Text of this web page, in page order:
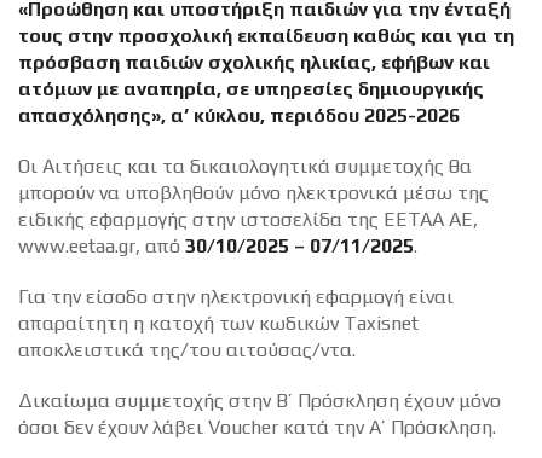
«Προώθηση και υποστήριξη παιδιών για την ένταξή
τους στην προσχολική εκπαίδευση καθώς και για τη
πρόσβαση παιδιών σχολικής ηλικίας, εφήβων και
ατόμων με αναπηρία, σε υπηρεσίες δημιουργικής
απασχόλησης», α’ κύκλου, περιόδου 2025-2026
Οι Αιτήσεις και τα δικαιολογητικά συμμετοχής θα
μπορούν να υποβληθούν μόνο ηλεκτρονικά μέσω της
ειδικής εφαρμογής στην ιστοσελίδα της ΕΕΤΑΑ ΑΕ,
www.eetaa.gr, από 30/10/2025 – 07/11/2025.
Για την είσοδο στην ηλεκτρονική εφαρμογή είναι
απαραίτητη η κατοχή των κωδικών Taxisnet
αποκλειστικά της/του αιτούσας/ντα.
Δικαίωμα συμμετοχής στην Β’ Πρόσκληση έχουν μόνο
όσοι δεν έχουν λάβει Voucher κατά την Α’ Πρόσκληση.